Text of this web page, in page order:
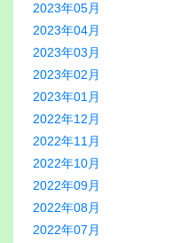
2023年05月
2023年04月
2023年03月
2023年02月
2023年01月
2022年12月
2022年11月
2022年10月
2022年09月
2022年08月
2022年07月